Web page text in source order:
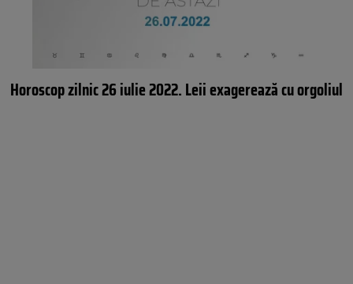
Horoscop zilnic 26 iulie 2022. Leii exagerează cu orgoliul